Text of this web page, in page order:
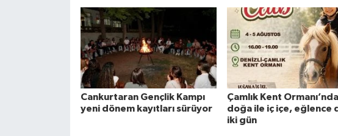
Cankurtaran Gençlik Kampı
yeni dönem kayıtları sürüyor
Çamlık Kent Ormanı’nda
doğa ile iç içe, eğlence
iki gün